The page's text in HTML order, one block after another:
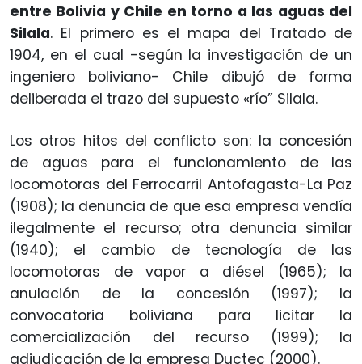
entre Bolivia y Chile en torno a las aguas del
Silala. El primero es el mapa del Tratado de
1904, en el cual -según la investigación de un
ingeniero boliviano- Chile dibujó de forma
deliberada el trazo del supuesto «río” Silala.
Los otros hitos del conflicto son: la concesión
de aguas para el funcionamiento de las
locomotoras del Ferrocarril Antofagasta-La Paz
(1908); la denuncia de que esa empresa vendía
ilegalmente el recurso; otra denuncia similar
(1940); el cambio de tecnología de las
locomotoras de vapor a diésel (1965); la
anulación de la concesión (1997); la
convocatoria boliviana para licitar la
comercialización del recurso (1999); la
adjudicación de la empresa Ductec (2000).